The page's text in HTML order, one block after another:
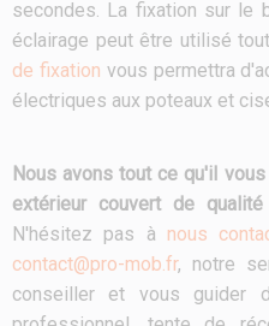
secondes. La fixation sur le
éclairage peut être utilisé
de fixation vous permettra
électriques aux poteaux et
Nous avons tout ce qu'il
extérieur couvert de
N'hésitez pas à nous
contact@pro-mob.fr, notre
conseiller et vous guider